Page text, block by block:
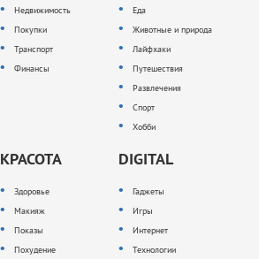
Недвижимость
Покупки
Транспорт
Финансы
Еда
Животные и природа
Лайфхаки
Путешествия
Развлечения
Спорт
Хобби
КРАСОТА
Здоровье
Макияж
Показы
Похудение
DIGITAL
Гаджеты
Игры
Интернет
Технологии